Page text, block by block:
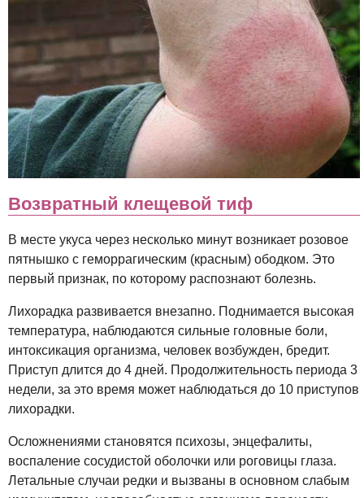
Возвратный клещевой тиф
В месте укуса через несколько минут возникает розовое
пятнышко с геморрагическим (красным) ободком. Это
первый признак, по которому распознают болезнь.
Лихорадка развивается внезапно. Поднимается высокая
температура, наблюдаются сильные головные боли,
интоксикация организма, человек возбужден, бредит.
Приступ длится до 4 дней. Продолжительность периода 3
недели, за это время может наблюдаться до 10 приступов
лихорадки.
Осложнениями становятся психозы, энцефалиты,
воспаление сосудистой оболочки или роговицы глаза.
Летальные случаи редки и вызваны в основном слабым